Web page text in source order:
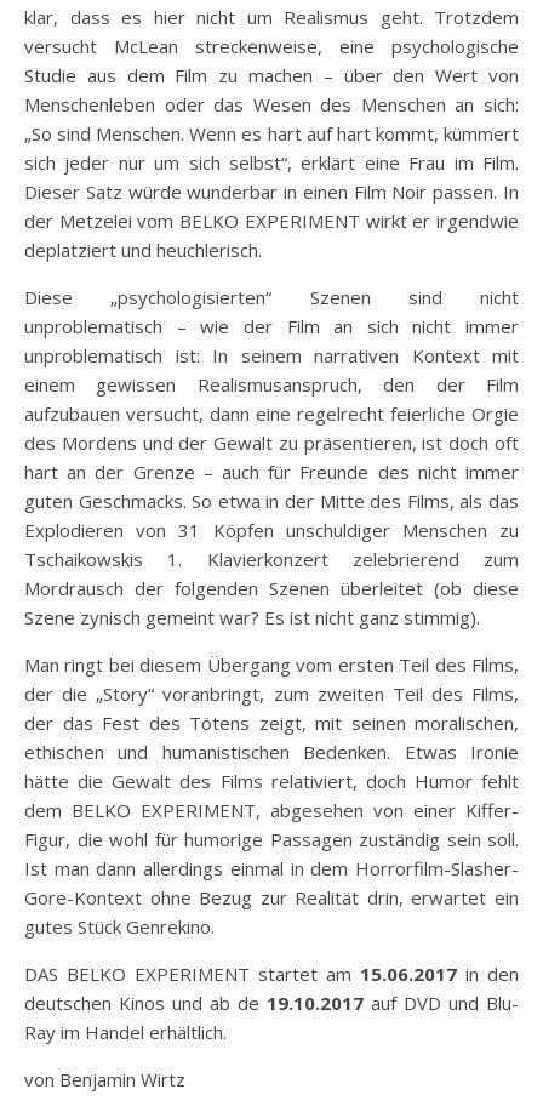
klar, dass es hier nicht um Realismus geht. Trotzdem
versucht McLean streckenweise, eine psychologische
Studie aus dem Film zu machen – über den Wert von
Menschenleben oder das Wesen des Menschen an sich:
„So sind Menschen. Wenn es hart auf hart kommt, kümmert
sich jeder nur um sich selbst“, erklärt eine Frau im Film.
Dieser Satz würde wunderbar in einen Film Noir passen. In
der Metzelei vom BELKO EXPERIMENT wirkt er irgendwie
deplatziert und heuchlerisch.
Diese „psychologisierten“ Szenen sind nicht
unproblematisch – wie der Film an sich nicht immer
unproblematisch ist: In seinem narrativen Kontext mit
einem gewissen Realismusanspruch, den der Film
aufzubauen versucht, dann eine regelrecht feierliche Orgie
des Mordens und der Gewalt zu präsentieren, ist doch oft
hart an der Grenze – auch für Freunde des nicht immer
guten Geschmacks. So etwa in der Mitte des Films, als das
Explodieren von 31 Köpfen unschuldiger Menschen zu
Tschaikowskis 1. Klavierkonzert zelebrierend zum
Mordrausch der folgenden Szenen überleitet (ob diese
Szene zynisch gemeint war? Es ist nicht ganz stimmig).
Man ringt bei diesem Übergang vom ersten Teil des Films,
der die „Story“ voranbringt, zum zweiten Teil des Films,
der das Fest des Tötens zeigt, mit seinen moralischen,
ethischen und humanistischen Bedenken. Etwas Ironie
hätte die Gewalt des Films relativiert, doch Humor fehlt
dem BELKO EXPERIMENT, abgesehen von einer Kiffer-
Figur, die wohl für humorige Passagen zuständig sein soll.
Ist man dann allerdings einmal in dem Horrorfilm-Slasher-
Gore-Kontext ohne Bezug zur Realität drin, erwartet ein
gutes Stück Genrekino.
DAS BELKO EXPERIMENT startet am 15.06.2017 in den
deutschen Kinos und ab de 19.10.2017 auf DVD und Blu-
Ray im Handel erhältlich.
von Benjamin Wirtz